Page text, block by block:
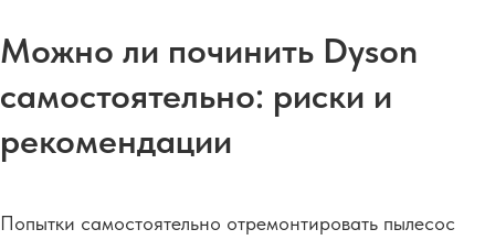
Можно ли починить Dyson
самостоятельно: риски и
рекомендации
Попытки самостоятельно отремонтировать пылесос